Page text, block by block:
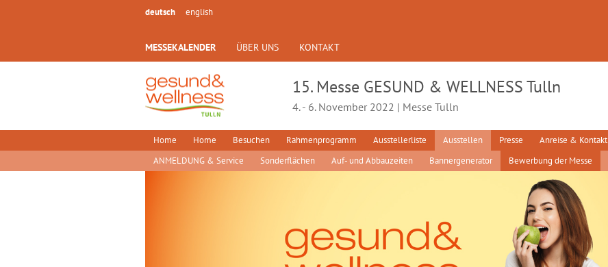
deutsch english
MESSEKALENDER ÜBER UNS KONTAKT
15. Messe GESUND & WELLNESS Tulln
4. - 6. November 2022 | Messe Tulln
Home Home Besuchen Rahmenprogramm Ausstellerliste Ausstellen Presse
Anreise & Kontakt
ANMELDUNG & Service
Sonderflächen Auf- und Abbauzeiten Bannergenerator Bewerbung der Messe